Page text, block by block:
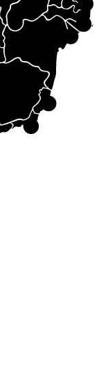
SE
PE
AL
RJ
ES
PB